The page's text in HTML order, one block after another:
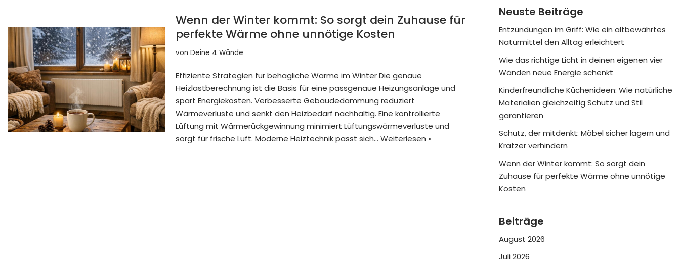
Wenn der Winter kommt: So sorgt dein Zuhause für
perfekte Wärme ohne unnötige Kosten
von Deine 4 Wände
Effiziente Strategien für behagliche Wärme im Winter Die genaue
Heizlastberechnung ist die Basis für eine passgenaue Heizungsanlage und
spart Energiekosten. Verbesserte Gebäudedämmung reduziert
Wärmeverluste und senkt den Heizbedarf nachhaltig. Eine kontrollierte
Lüftung mit Wärmerückgewinnung minimiert Lüftungswärmeverluste und
sorgt für frische Luft. Moderne Heiztechnik passt sich… Weiterlesen »
Neuste Beiträge
Entzündungen im Griff: Wie ein altbewährtes
Naturmittel den Alltag erleichtert
Wie das richtige Licht in deinen eigenen vier
Wänden neue Energie schenkt
Kinderfreundliche Küchenideen: Wie natürliche
Materialien gleichzeitig Schutz und Stil
garantieren
Schutz, der mitdenkt: Möbel sicher lagern und
Kratzer verhindern
Wenn der Winter kommt: So sorgt dein
Zuhause für perfekte Wärme ohne unnötige
Kosten
Beiträge
August 2026
Juli 2026